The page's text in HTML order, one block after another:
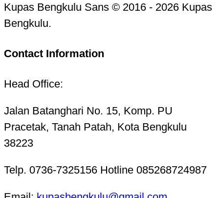
Kupas Bengkulu Sans © 2016 - 2026 Kupas
Bengkulu.
Contact Information
Head Office:
Jalan Batanghari No. 15, Komp. PU
Pracetak, Tanah Patah, Kota Bengkulu
38223
Telp. 0736-7325156 Hotline 085268724987